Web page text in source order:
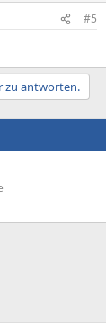
#5
zu antworten.